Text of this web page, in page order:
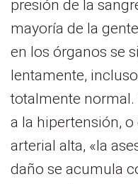
presión de la
mayoría de la
en los órganos se
lentamente,
totalmente normal.
a la hipertensión,
arterial alta, «la
daño se acumula